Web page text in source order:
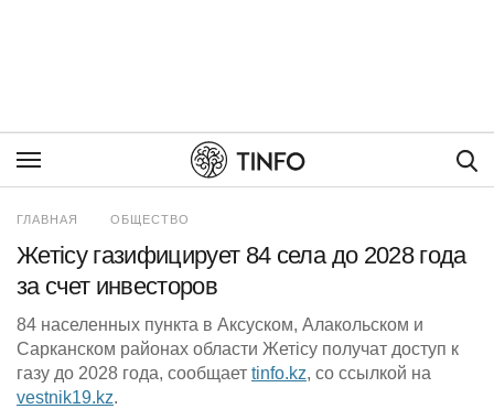
ГЛАВНАЯ ОБЩЕСТВО
Жетісу газифицирует 84 села до 2028 года
за счет инвесторов
84 населенных пункта в Аксуском, Алакольском и
Сарканском районах области Жетісу получат доступ к
газу до 2028 года, сообщает tinfo.kz, со ссылкой на
vestnik19.kz.